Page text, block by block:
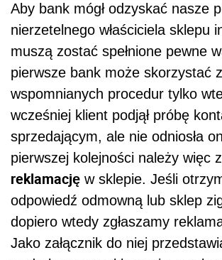
Aby bank mógł odzyskać nasze
nierzetelnego właściciela sklepu
muszą zostać spełnione pewne
pierwsze bank może skorzystać
wspomnianych procedur tylko
wcześniej klient podjął próbę
sprzedającym, ale nie odniosła
pierwszej kolejności należy więc
reklamację w sklepie. Jeśli
odpowiedź odmowną lub sklep
dopiero wtedy zgłaszamy
Jako załącznik do niej